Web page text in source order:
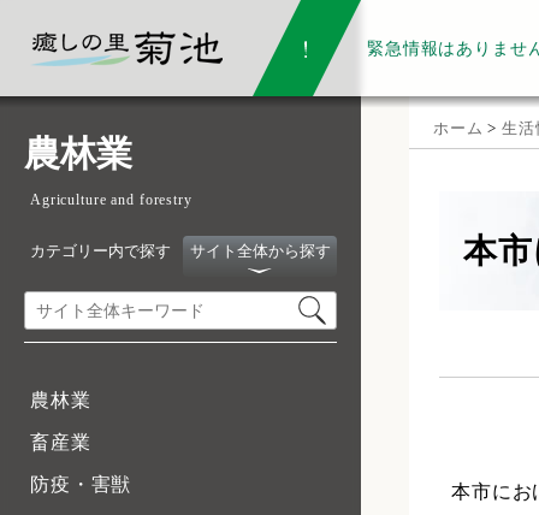
緊急情報はありませ
農林業
Agriculture and forestry
カテゴリー内で探す サイト全体から探す
農林業
畜産業
防疫・害獣
ホーム >生活
本
本市にお